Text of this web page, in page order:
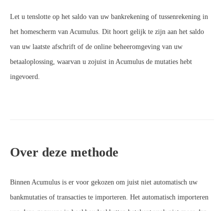
Let u tenslotte op het saldo van uw bankrekening of tussenrekening in
het homescherm van Acumulus. Dit hoort gelijk te zijn aan het saldo
van uw laatste afschrift of de online beheeromgeving van uw
betaaloplossing, waarvan u zojuist in Acumulus de mutaties hebt
ingevoerd.
Over deze methode
Binnen Acumulus is er voor gekozen om juist niet automatisch uw
bankmutaties of transacties te importeren. Het automatisch importeren